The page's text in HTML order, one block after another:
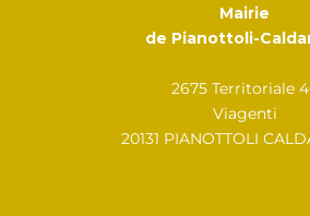
Mairie
de Pianottoli-
2675 Territoriale
Viagenti
20131 PIANOTTOLI